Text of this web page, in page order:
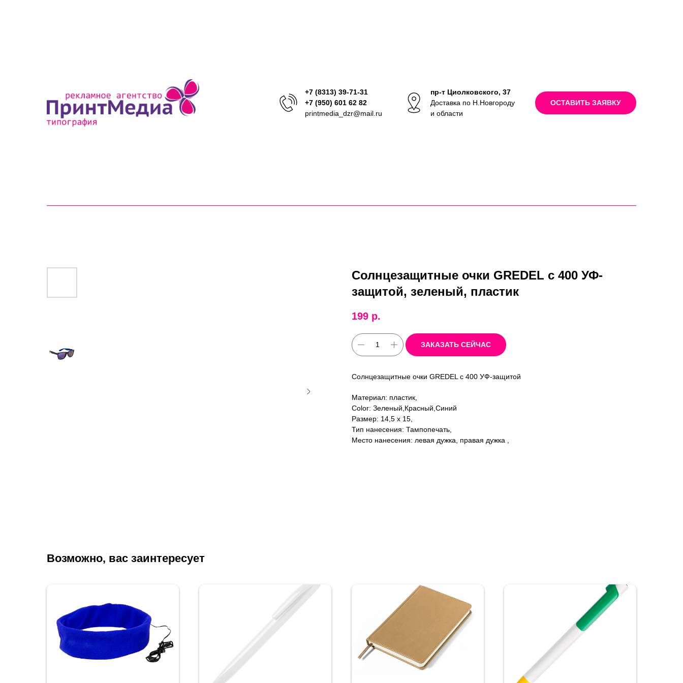
+7 (8313) 39-71-31
+7 (950) 601 62 82
printmedia_dzr@mail.ru
пр-т Циолковского, 37
Доставка по Н.Новгороду
и области
ОСТАВИТЬ ЗАЯВКУ
Солнцезащитные очки GREDEL c 400 УФ-
защитой, зеленый, пластик
199 р.
ЗАКАЗАТЬ СЕЙЧАС
Солнцезащитные очки GREDEL c 400 УФ-защитой
Материал: пластик,
Color: Зеленый,Красный,Синий
Размер: 14,5 х 15,
Тип нанесения: Тампопечать,
Место нанесения: левая дужка, правая дужка ,
Возможно, вас заинтересует